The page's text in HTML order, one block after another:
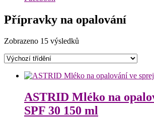
Přípravky na opalování
Zobrazeno 15 výsledků
ASTRID Mléko na
SPF 30 150 ml